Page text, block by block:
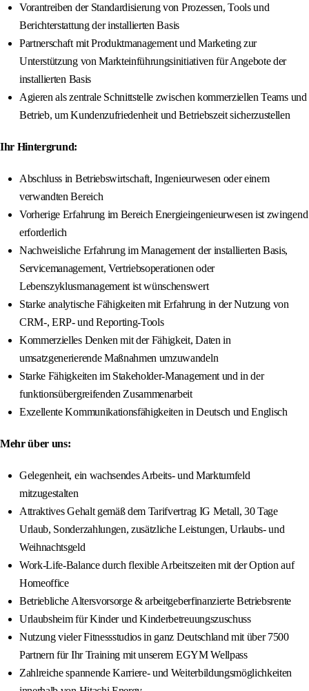
Vorantreiben der Standardisierung von Prozessen, Tools und
Berichterstattung der installierten Basis
Partnerschaft mit Produktmanagement und Marketing zur
Unterstützung von Markteinführungsinitiativen für Angebote der
installierten Basis
Agieren als zentrale Schnittstelle zwischen kommerziellen Teams und
Betrieb, um Kundenzufriedenheit und Betriebszeit sicherzustellen
Ihr Hintergrund:
Abschluss in Betriebswirtschaft, Ingenieurwesen oder einem
verwandten Bereich
Vorherige Erfahrung im Bereich Energieingenieurwesen ist zwingend
erforderlich
Nachweisliche Erfahrung im Management der installierten Basis,
Servicemanagement, Vertriebsoperationen oder
Lebenszyklusmanagement ist wünschenswert
Starke analytische Fähigkeiten mit Erfahrung in der Nutzung von
CRM-, ERP- und Reporting-Tools
Kommerzielles Denken mit der Fähigkeit, Daten in
umsatzgenerierende Maßnahmen umzuwandeln
Starke Fähigkeiten im Stakeholder-Management und in der
funktionsübergreifenden Zusammenarbeit
Exzellente Kommunikationsfähigkeiten in Deutsch und Englisch
Mehr über uns:
Gelegenheit, ein wachsendes Arbeits- und Marktumfeld
mitzugestalten
Attraktives Gehalt gemäß dem Tarifvertrag IG Metall, 30 Tage
Urlaub, Sonderzahlungen, zusätzliche Leistungen, Urlaubs- und
Weihnachtsgeld
Work-Life-Balance durch flexible Arbeitszeiten mit der Option auf
Homeoffice
Betriebliche Altersvorsorge & arbeitgeberfinanzierte Betriebsrente
Urlaubsheim für Kinder und Kinderbetreuungszuschuss
Nutzung vieler Fitnessstudios in ganz Deutschland mit über 7500
Partnern für Ihr Training mit unserem EGYM Wellpass
Zahlreiche spannende Karriere- und Weiterbildungsmöglichkeiten